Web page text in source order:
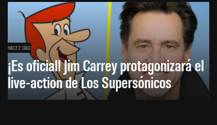
HACE 2 DÍAS
¡Es oficial! Jim Carrey protagonizará el
live-action de Los Supersónicos